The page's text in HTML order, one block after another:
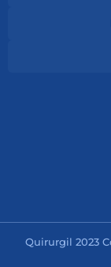
Quirurgil 2023